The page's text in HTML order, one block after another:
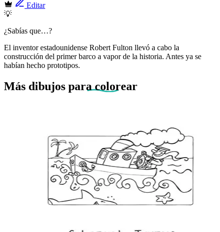
Editar
💡
¿Sabías que…?
El inventor estadounidense Robert Fulton llevó a cabo la
construcción del primer barco a vapor de la historia. Antes ya se
habían hecho prototipos.
Más dibujos para colorear